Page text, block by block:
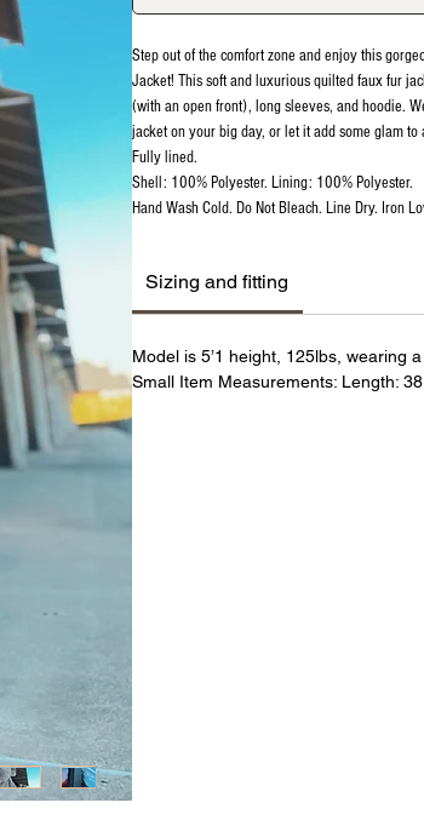
Step out of the comfort zone and enjoy this
Jacket! This soft and luxurious quilted faux fur
(with an open front), long sleeves, and hoodie.
jacket on your big day, or let it add some glam to
Fully lined.
Shell: 100% Polyester. Lining: 100% Polyester.
Hand Wash Cold. Do Not Bleach. Line Dry. Iron
Sizing and fitting
Model is 5’1 height, 125lbs, wearing
Small Item Measurements: Length: